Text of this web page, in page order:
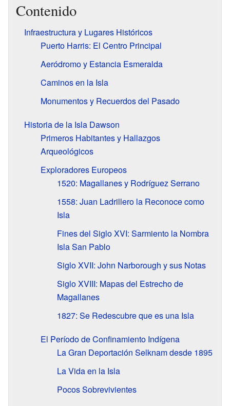
Contenido
Infraestructura y Lugares Históricos
Puerto Harris: El Centro Principal
Aeródromo y Estancia Esmeralda
Caminos en la Isla
Monumentos y Recuerdos del Pasado
Historia de la Isla Dawson
Primeros Habitantes y Hallazgos
Arqueológicos
Exploradores Europeos
1520: Magallanes y Rodríguez Serrano
1558: Juan Ladrillero la Reconoce como
Isla
Fines del Siglo XVI: Sarmiento la Nombra
Isla San Pablo
Siglo XVII: John Narborough y sus Notas
Siglo XVIII: Mapas del Estrecho de
Magallanes
1827: Se Redescubre que es una Isla
El Período de Confinamiento Indígena
La Gran Deportación Selknam desde 1895
La Vida en la Isla
Pocos Sobrevivientes